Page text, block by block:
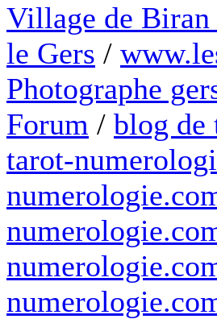
Village de Biran
le Gers /
Photographe
Forum / blog de
tarot-